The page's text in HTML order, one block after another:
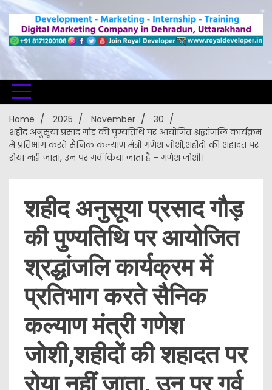
Uttarakhand Hindi News Portal
Home 2025 November
30
शहीद अनुसूया प्रसाद गौड़ की पुण्यतिथि पर आयोजित श्रद्धांजलि कार्यक्रम
में प्रतिभाग करते सैनिक कल्याण मंत्री गणेश जोशी,शहीदों की शहादत पर
रोया नहीं जाता, उन पर गर्व किया जाता है – गणेश जोशी।
शहीद अनुसूया प्रसाद गौड़
की पुण्यतिथि पर आयोजित
श्रद्धांजलि कार्यक्रम में
प्रतिभाग करते सैनिक
कल्याण मंत्री गणेश
जोशी,शहीदों की शहादत पर
रोया नहीं जाता, उन पर गर्व